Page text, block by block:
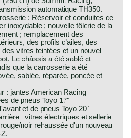
automatique TH350.
: Réservoir et conduites de
inoxydable ; nouvelle tôlerie de la
; remplacement des
des profils d’ailes, des
vitres teintées et un nouvel
Le châssis a été sablé et
que la carrosserie a été
sablée, réparée, poncée et
: jantes American Racing
de pneus Toyo 17"
et de pneus Toyo 20"
; vitres électriques et sellerie
noir rehaussée d'un nouveau